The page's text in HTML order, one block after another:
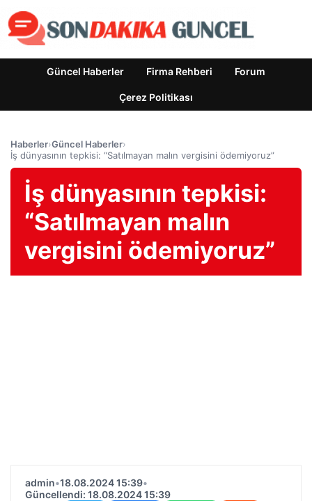
Güncel Haberler Firma Rehberi Forum
Çerez Politikası
Haberler›Güncel Haberler›
İş dünyasının tepkisi: “Satılmayan malın vergisini ödemiyoruz”
İş dünyasının tepkisi:
“Satılmayan malın
vergisini ödemiyoruz”
admin•18.08.2024 15:39•
Güncellendi: 18.08.2024 15:39